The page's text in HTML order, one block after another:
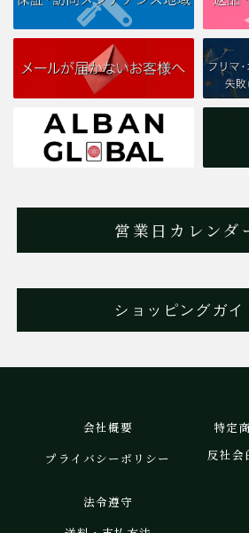
営業日カレンダ
ショッピングガイ
会社概要
特定
プライバシーポリシー
反社会
法令遵守